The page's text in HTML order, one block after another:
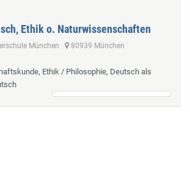
Ethik o. Naturwissenschaften
München 80939 München
Ethik / Philosophie, Deutsch als